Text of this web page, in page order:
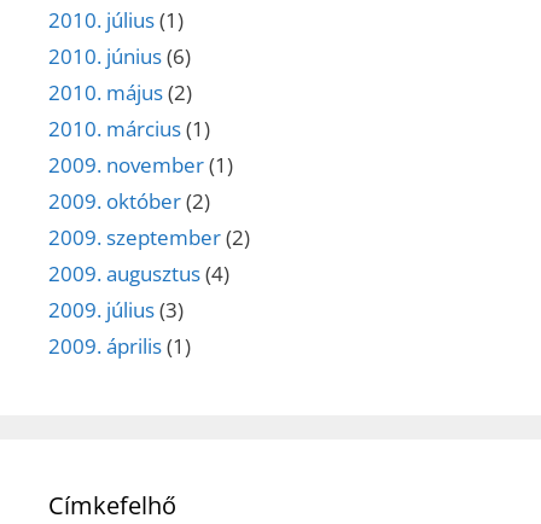
2010. július(1)
2010. június(6)
2010. május(2)
2010. március(1)
2009. november(1)
2009. október(2)
2009. szeptember(2)
2009. augusztus(4)
2009. július(3)
2009. április(1)
Címkefelhő